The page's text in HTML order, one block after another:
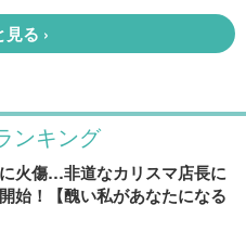
ンキング
火傷…非道なカリスマ店長に
始！【醜い私があなたになる